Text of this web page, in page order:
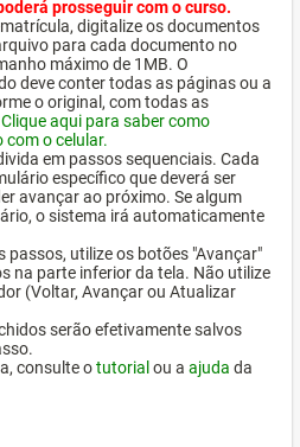
prosseguir com o curso.
digitalize os documentos
para cada documento no
máximo de 1MB. O
deve conter todas as páginas ou a
o original, com todas as
Clique aqui para saber como
o celular.
em passos sequenciais. Cada
específico que deverá ser
avançar ao próximo. Se algum
o sistema irá automaticamente
passos, utilize os botões "Avançar"
na parte inferior da tela. Não utilize
(Voltar, Avançar ou Atualizar
serão efetivamente salvos
consulte otutorial ou a ajuda da